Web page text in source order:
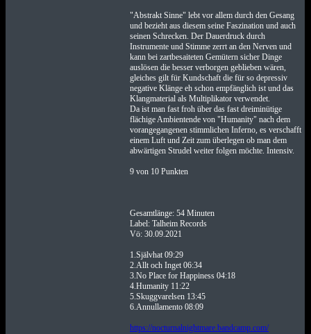
"Abstrakt Sinne" lebt vor allem durch den Gesang
und bezieht aus diesem seine Faszination und auch
seinen Schrecken. Der Dauerdruck durch
Instrumente und Stimme zerrt an den Nerven und
kann bei zartbesaiteten Gemütern sicher Dinge
auslösen die besser verborgen geblieben wären,
gleiches gilt für Kundschaft die für so depressiv
negative Klänge eh schon empfänglich ist und das
Klangmaterial als Multiplikator verwendet.
Da ist man fast froh über das fast dreiminütige
flächige Ambientende von "Humanity" nach dem
vorangegangenen stimmlichen Inferno, es verschafft
einem Luft und Zeit zum überlegen ob man dem
abwärtigen Strudel weiter folgen möchte. Intensiv.
9 von 10 Punkten
Gesamtlänge: 54 Minuten
Label: Talheim Records
Vö: 30.09.2021
1.Självhat 09:29
2.Allt och Inget 06:34
3.No Place for Happiness 04:18
4.Humanity 11:22
5.Skuggvarelsen 13:45
6.Annullamento 08:09
https://nocturnalnightmare.bandcamp.com/